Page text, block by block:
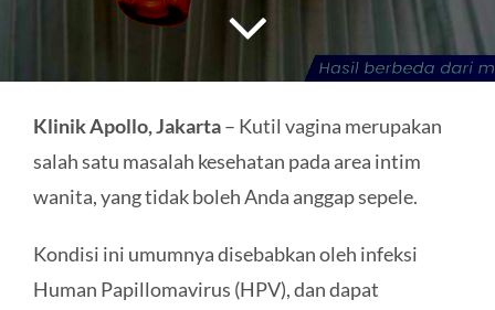
Klinik Apollo, Jakarta– Kutil vagina merupakan
salah satu masalah kesehatan pada area intim
wanita, yang tidak boleh Anda anggap sepele.
Kondisi ini umumnya disebabkan oleh infeksi
Human Papillomavirus (HPV), dan dapat